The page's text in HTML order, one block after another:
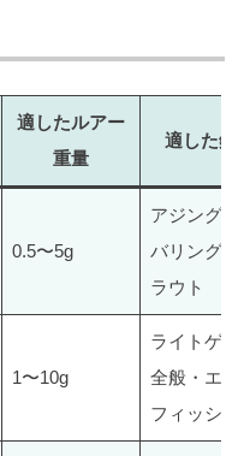
適したルアー
重量
適した釣
0.5〜5g
アジング・
バリング・
ラウト
1〜10g
ライトゲー
全般・エリ
フィッシン